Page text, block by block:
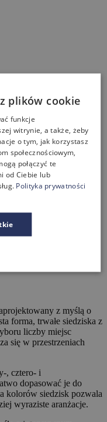
z myślą o
forma, trwałe siedziska z
liczby miejsc
się w przestrzeniach
, cztero- i
dopasować je do
kolorów siedzisk pozwala
wyraziste aranżacje.
plików cookie
funkcje
witrynie, a także, żeby
o tym, jak korzystasz
społecznościowym,
połączyć te
od Ciebie lub
Polityka prywatności